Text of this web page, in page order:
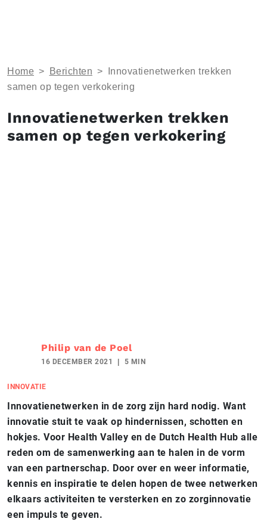
Home > Berichten >
Innovatienetwerken trekken
samen op tegen verkokering
Innovatienetwerken trekken
samen op tegen verkokering
Philip van de Poel
16 DECEMBER 2021 5 MIN
INNOVATIE
Innovatienetwerken in de zorg zijn hard nodig. Want
innovatie stuit te vaak op hindernissen, schotten en
hokjes. Voor Health Valley en de Dutch Health Hub alle
reden om de samenwerking aan te halen in de vorm
van een partnerschap. Door over en weer informatie,
kennis en inspiratie te delen hopen de twee netwerken
elkaars activiteiten te versterken en zo zorginnovatie
een impuls te geven.